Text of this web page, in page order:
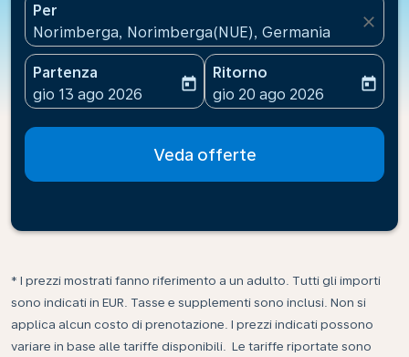
Per
Norimberga, Norimberga(NUE), Germania
close
Partenza
fc-booking-departure-date-aria-label
gio 13 ago 2026
today
Ritorno
fc-booking-return-date-
gio 20 ago 2026
today
Veda offerte
* I prezzi mostrati fanno riferimento a un adulto. Tutti gli importi
sono indicati in EUR. Tasse e supplementi sono inclusi. Non si
applica alcun costo di prenotazione. I prezzi indicati possono
variare in base alle tariffe disponibili. Le tariffe riportate sono